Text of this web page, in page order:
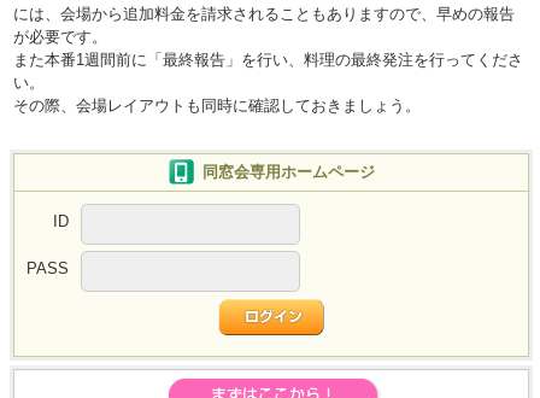
には、会場から追加料金を請求されることもありますので、早めの報告
が必要です。
また本番1週間前に「最終報告」を行い、料理の最終発注を行ってくださ
い。
その際、会場レイアウトも同時に確認しておきましょう。
同窓会専用ホームページ
ID
PASS